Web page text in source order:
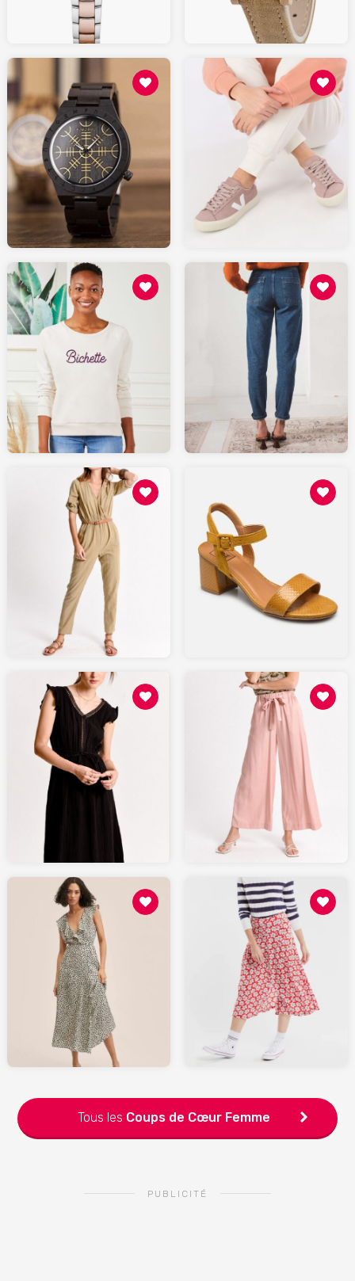
AMAZON.fr
50.00
AMAZON.fr
SARENZA.com
49
MONSIEURTSHIRT.com
109
LEPANTALON.fr
85.48
MOLLYBRACKEN.fr
SARENZA.com
88.8
MOLLYBRACKEN.fr
MOLLYBRACKEN.fr
69.99
MANGO.com
95
ARMORLUX.com
Tous les Coups de CœurFemme
PUBLICITÉ